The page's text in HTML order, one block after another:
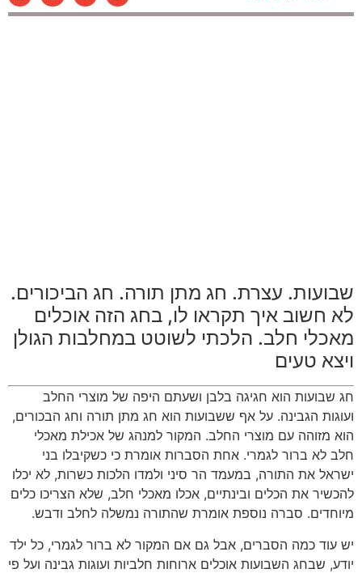
שבועות. עצרת. חג מתן תורה. חג הביכורים.
לא חשוב איך תקראו לו, בחג הזה אוכלים
מאכלי חלב. הלכתי לשוטט במחלבות הגולן
ויצא טעים
חג שבועות הוא חגיגה בלבן ושעתם היפה של מוצרי החלב
ועוגות הגבינה. על אף ששבועות הוא חג מתן תורה וחג הבכורים,
הוא מזוהה עם מוצרי החלב. המקור למנהג של אכילת מאכלי
חלב לא ברור לגמרי. אחת הסברות אומרת כי כשקיבלו בני
ישראל את התורה, במעמד הר סיני ולמדו הלכות כשרות, לא יכלו
להכשיר את הכלים ובינתיים, אכלו מאכלי חלב, שלא הצריכו כלים
מיוחדים. סברה נוספת אומרת שהתורה נמשלה לחלב ודבש.
יש עוד כמה הסברים, אבל גם אם המקור לא ברור לגמרי, כל ילד
יודע, שבחג השבועות אוכלים ארוחות חלביות ועוגות גבינה ועל פי